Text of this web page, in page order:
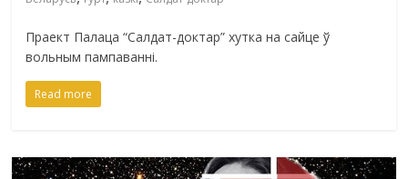
Праект Палаца “Салдат-доктар” хутка на сайце ў
вольным пампаванні.
Read more